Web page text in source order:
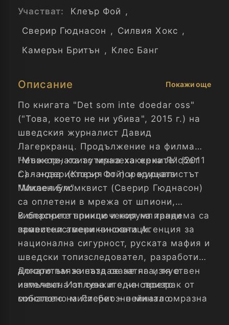
Участват: Клеър Фой ,
Сверир Гюднасон , Силвия Хокс ,
Камерън Бритън , Клес Банг
Описание Покажи още
По книгата "Det som inte doedar oss"
("Това, което не ни убива", 2015 г.) на
шведския журналист Давид
Лагеркранц. Продължение на филма
"Мъжете, които мразеха жените" (2011
г.) - нова история от поредицата
"Милениум".
Непокорната аутична хакерка Лисбет
Саландер (Клеър Фой) и журналистът
Микаел Бломквист (Сверир Гюднасон)
са оплетени в мрежа от шпиони,
киберпрестъпници и корумпирани
правителствени чиновници.
В опасните приключения на тандема са
замесени американската Агенция за
национална сигурност, руската мафия и
шведски топизследовател, разработил
алгоритъм за създаване на изкуствен
интелект. Изплува и един призрак от
миналото на Лисбет – нейната омразна
Докато паяжината се затяга, тя е
измъчвана от сенките на своето
собствено мистериозно минало.